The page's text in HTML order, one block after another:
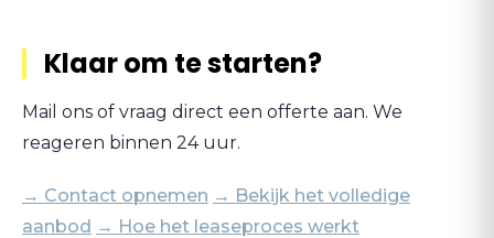
Klaar om te starten?
Mail ons of vraag direct een offerte aan. We
reageren binnen 24 uur.
→ Contact opnemen → Bekijk het volledige
aanbod → Hoe het leaseproces werkt